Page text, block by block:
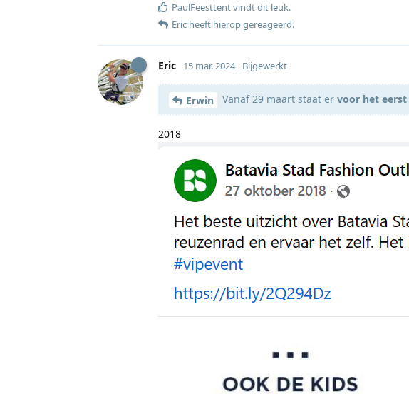
PaulFeesttentvindt dit leuk.
Eric heeft hierop gereageerd.
Eric 15 mar. 2024 Bijgewerkt
Erwin Vanaf 29 maart staat er voor het eerst
2018